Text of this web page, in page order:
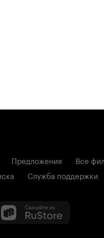
Предложения Все
Служба поддержки